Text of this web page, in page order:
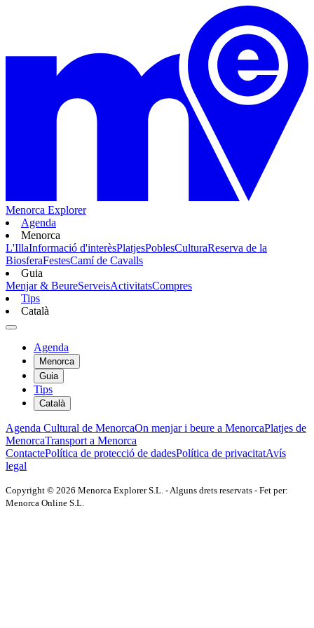
Menorca Explorer
Agenda
Menorca
L'IllaInformació d'interèsPlatjesPoblesCulturaReserva de la
BiosferaFestesCamí de Cavalls
Guia
Menjar & BeureServeisActivitatsCompres
Tips
Català
Agenda
Menorca
Guia
Tips
Català
Agenda Cultural de MenorcaOn menjar i beure a MenorcaPlatjes de
MenorcaTransport a Menorca
ContactePolítica de protecció de dadesPolítica de privacitatAvís
legal
Copyright © 2026 Menorca Explorer S.L. - Alguns drets reservats - Fet per:
Menorca Online S.L.